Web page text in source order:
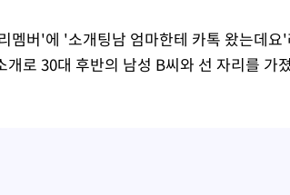
멤버'에 '소개팅남 엄마한테 카톡 왔는데
개로 30대 후반의 남성 B씨와 선 자리를 가